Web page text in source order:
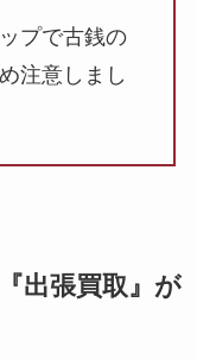
プで古銭の
注意しまし
出張買取』が